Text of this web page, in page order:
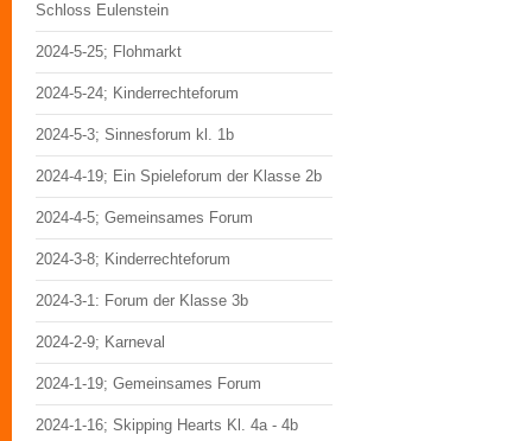
Schloss Eulenstein
2024-5-25; Flohmarkt
2024-5-24; Kinderrechteforum
2024-5-3; Sinnesforum kl. 1b
2024-4-19; Ein Spieleforum der Klasse 2b
2024-4-5; Gemeinsames Forum
2024-3-8; Kinderrechteforum
2024-3-1: Forum der Klasse 3b
2024-2-9; Karneval
2024-1-19; Gemeinsames Forum
2024-1-16; Skipping Hearts Kl. 4a - 4b